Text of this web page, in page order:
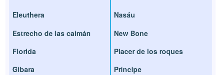
Eleuthera
Estrecho de las caimán
Florida
Gibara
Nasáu
New Bone
Placer de los roques
Príncipe